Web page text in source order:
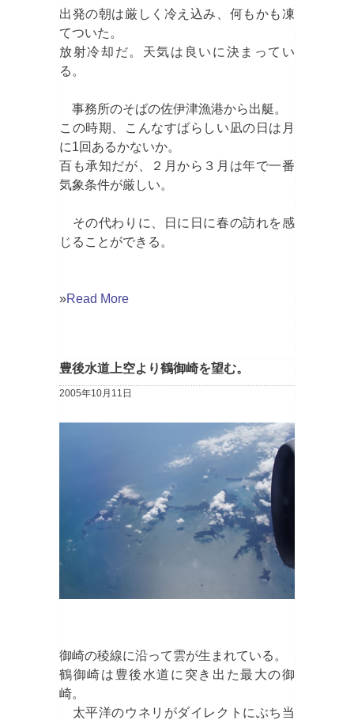
出発の朝は厳しく冷え込み、何もかも凍
てついた。
放射冷却だ。天気は良いに決まってい
る。
事務所のそばの佐伊津漁港から出艇。
この時期、こんなすばらしい凪の日は月
に1回あるかないか。
百も承知だが、２月から３月は年で一番
気象条件が厳しい。
その代わりに、日に日に春の訪れを感
じることができる。
»Read More
豊後水道上空より鶴御崎を望む。
2005年10月11日
御崎の稜線に沿って雲が生まれている。
鶴御崎は豊後水道に突き出た最大の御
崎。
太平洋のウネリがダイレクトにぶち当